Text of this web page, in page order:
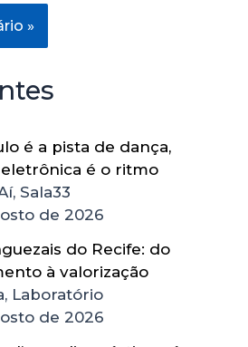
é a pista de dança,
eletrônica é o ritmo
Sala33
de 2026
do Recife: do
à valorização
Laboratório
de 2026